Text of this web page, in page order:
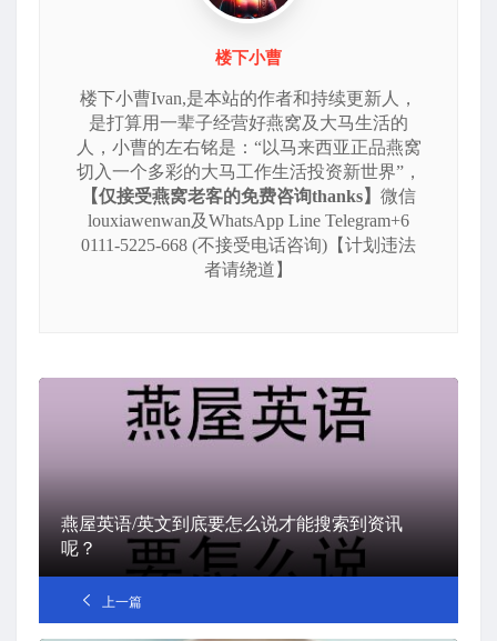
楼下小曹
楼下小曹Ivan,是本站的作者和持续更新人，
是打算用一辈子经营好燕窝及大马生活的
人，小曹的左右铭是：“以马来西亚正品燕窝
切入一个多彩的大马工作生活投资新世界”，
【仅接受燕窝老客的免费咨询thanks】 微信
louxiawenwan及WhatsApp Line Telegram+6
0111-5225-668 (不接受电话咨询)【计划违法
者请绕道】
燕屋英语/英文到底要怎么说才能搜索到资讯
呢？
上一篇